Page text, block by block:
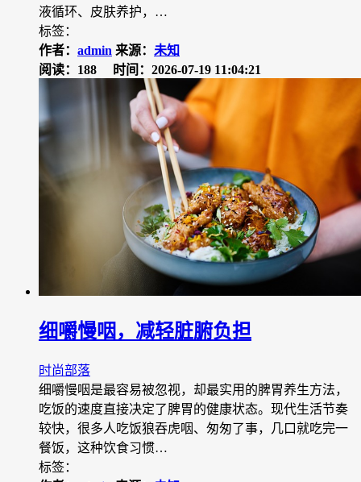
液循环、皮肤养护，…
标签：
作者： admin 来源： 未知
阅读：188
时间：2026-07-19 11:04:21
细嚼慢咽，减轻脏腑负担
时尚部落
细嚼慢咽是最容易被忽视，却最实用的脾胃养生方法，
吃饭的速度直接决定了脾胃的健康状态。现代生活节奏
较快，很多人吃饭狼吞虎咽、匆匆了事，几口就吃完一
餐饭，这种饮食习惯…
标签：